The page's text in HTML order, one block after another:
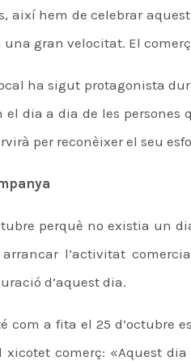
així hem de celebrar
gran velocitat. El
ha sigut protagonista
el dia a dia de les
per reconèixer el seu
perquè no existia un
l’activitat
d’aquest dia.
com a fita el 25 d’octubre
comerç: «Aquest